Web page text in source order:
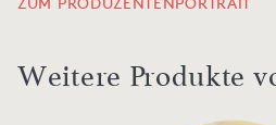
Weitere Produkte